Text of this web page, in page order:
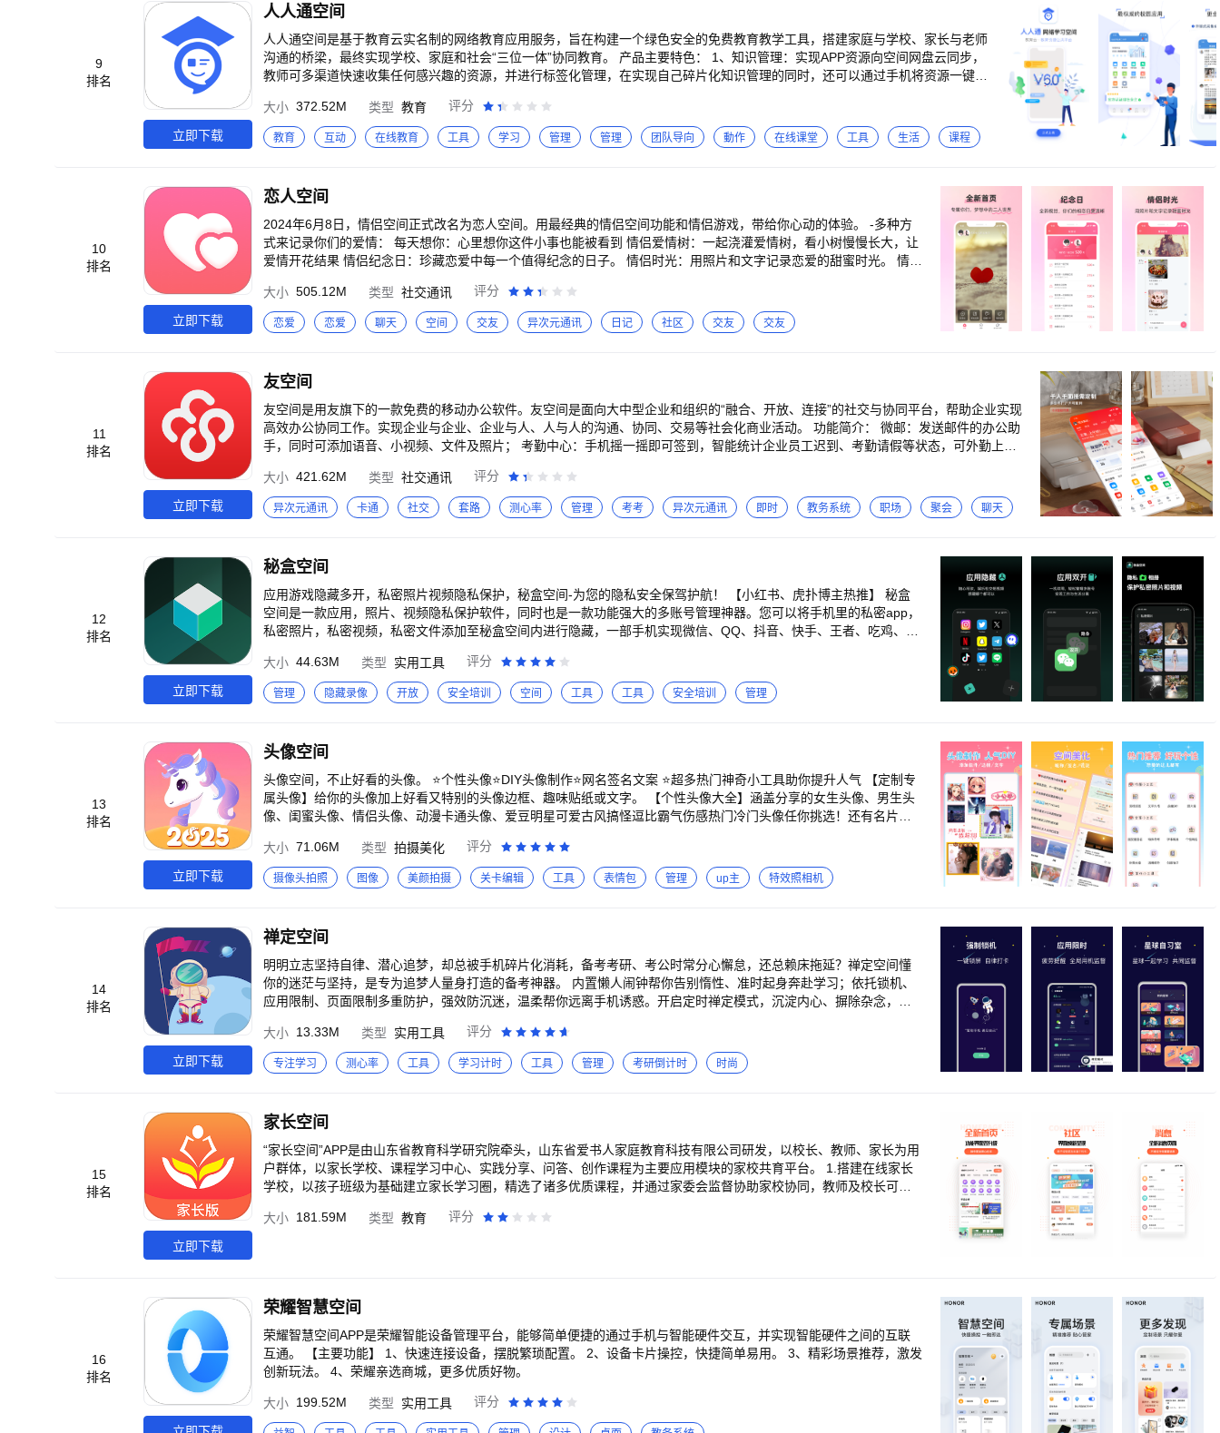
9
排名
立即下载
人人通空间
人人通空间是基于教育云实名制的网络教育应用服务，旨在构建一个绿色安全的免费教育教学工具，搭建家庭与学校、家长与老师
沟通的桥梁，最终实现学校、家庭和社会“三位一体”协同教育。 产品主要特色： 1、知识管理：实现APP资源向空间网盘云同步，
教师可多渠道快速收集任何感兴趣的资源，并进行标签化管理，在实现自己碎片化知识管理的同时，还可以通过手机将资源一键发
控制电子白板的上课内容，一边教学一边与学生进行课堂互动，让教学过程更轻松、流畅和高效； 3、移动作业：随时随地，老师
可轻松布置和批阅作业；学生可线下完成作业和预习，并通过拍照、录音等方式提交老师；家长可轻松查看孩子作业和老师点评。
如果您有任何意见反馈，请在我-设置-意见反馈中告诉我们！ 客服热线：400-180-1818
大小 372.52M 类型 教育 评分
教育 互动 在线教育 工具 学习 管理 管理 团队导向 動作 在线课堂 工具 生活 课程
10
排名
立即下载
恋人空间
2024年6月8日，情侣空间正式改名为恋人空间。用最经典的情侣空间功能和情侣游戏，带给你心动的体验。 -多种方
式来记录你们的爱情： 每天想你：心里想你这件小事也能被看到 情侣爱情树：一起浇灌爱情树，看小树慢慢长大，让
爱情开花结果 情侣纪念日：珍藏恋爱中每一个值得纪念的日子。 情侣时光：用照片和文字记录恋爱的甜蜜时光。 情侣
帮你准备好恋爱中的小惊喜 情侣愿望：一起成长，实现共同许下的愿望。 情侣叫醒：异地恋互动神器，不管相距多远
我们都要互道早晚安~ 情侣小家：一起装扮虚拟情侣空间，布置温馨的小家 情侣农场：体验农场时光，共同打造一个
你俩的世外桃源~ 立即下载恋人空间，一起创造属于你俩的美好回忆！ 联系我们： 有任何使用中的问题，可以在恋人
大小 505.12M 类型 社交通讯 评分
恋爱 恋爱 聊天 空间 交友 异次元通讯 日记 社区 交友 交友
11
排名
立即下载
友空间
友空间是用友旗下的一款免费的移动办公软件。友空间是面向大中型企业和组织的“融合、开放、连接”的社交与协同平台，帮助企业实现
高效办公协同工作。实现企业与企业、企业与人、人与人的沟通、协同、交易等社会化商业活动。 功能简介： 微邮：发送邮件的办公助
手，同时可添加语音、小视频、文件及照片； 考勤中心：手机摇一摇即可签到，智能统计企业员工迟到、考勤请假等状态，可外勤上传;
志：编写日志、查看日志，同时还可对日志详情做评价； 文库：查询上传文档详情，同时对文档进行删除、关注等，支持图片及视频；
快审：创建审批单，同时查看某段时间内申请的、审批的及知会的审批单； 日程：可创建新日程、查看今天日程、共享日程及日程墙纸
更换。
大小 421.62M 类型 社交通讯 评分
异次元通讯 卡通 社交 套路 测心率 管理 考考 异次元通讯 即时 教务系统 职场 聚会 聊天
12
排名
立即下载
秘盒空间
应用游戏隐藏多开，私密照片视频隐私保护，秘盒空间-为您的隐私安全保驾护航！ 【小红书、虎扑博主热推】 秘盒
空间是一款应用，照片、视频隐私保护软件，同时也是一款功能强大的多账号管理神器。您可以将手机里的私密app，
私密照片，私密视频，私密文件添加至秘盒空间内进行隐藏，一部手机实现微信、QQ、抖音、快手、王者、吃鸡、虎
各个版本微信双开，QQ双开，游戏双开，再也不用担心TA人查看偷窥您的手机，而且更加稳定，安全，放心！ 【微
信、王者等用户口碑推荐】 秘盒空间主要有应用隐藏，应用分身多开，照片视频隐藏，图标伪装，口令保护，翻转屏
幕快速退出等功能。您可以将图标伪装成计算器等样式，可以设置进入密码验证，避免TA人查看到您手机应用信息，
成计算器，彻底隐藏）； 隐藏游戏：应用游戏双开，大小号挂机；完美运行王者和平吃鸡等所有游戏，100%不封号；
隐藏文件：隐藏私密照片、视频、文档等，可在应用内正常播放； 快速隐藏：返回桌面自动隐藏图标；手机屏幕朝下
时返回桌面并自动隐藏图标； 口令保护：打开伪装的图标后需要输入正确的口令并确认后才能进入隐藏空间； 无需R
OOT：安装即用，隐藏无扰。 【万能模式，更强大的系统能力】 秘盒拥有强大的分身引擎，分身稳定运行不卡顿；接
收消息及时，所有分身单独运行，消息第一时间显示；自定义密码锁和图标名称修改，分身大师会成为更懂你的隐私
分享，放肆聊天。分身快速启动，微信，QQ运行稳定运行，不闪退，不封号，官方推荐使用。京东，淘宝，抖音、快
手参与活动轻松领取各类优惠。拼多多帮助好友助力。多开淘宝、闲鱼、支付宝等几乎所有的应用，让你感受意外惊
喜！ 秘盒空间App是一款集隐私保护和多功能管理于一体的应用，专为追求高度隐私保护和多账号管理的用户设计。
空间采用了先进的隐藏技术，包括隐藏app、隐藏图标、隐藏游戏计算器等，让您的隐私应用和敏感信息远离窥探。此
外，秘盒空间还提供了应用保险箱、伪装软件和软件多开等功能，支持程序加密，确保您的数据安全同时便于管理。
与市面上的竞品应用如夸客、章鱼隐藏、闪臣私盒、鲸藏数藏、暗盒和坚果隐藏相比，秘盒空间在隐私保护和多账号
管理方面提供了更为全面和深度的服务。无论是轻应用、H5浏览器的支持，还是微信小号分身版、QQ分身、游戏双开
等多账号管理功能，秘盒空间都能满足您的需求。 秘盒空间还特别关注用户的隐私研究，通过隐私猎手、隐私洞见等
技术突破，帮助用户深入了解隐私保护的重要性和方法。同时，秘盒空间的app隐藏隐身、图标隐藏等功能，让用户在
护和多账号管理应用。无论是隐藏自己的私密信息，还是管理多个应用账号，还是躲避查岗神器，秘盒空间都能为您
微信客服：miheApp，反馈qq群：897530169。
大小 44.63M 类型 实用工具 评分
管理 隐藏录像 开放 安全培训 空间 工具 工具 安全培训 管理
13
排名
立即下载
头像空间
头像空间，不止好看的头像。 ⭐个性头像⭐DIY头像制作⭐网名签名文案 ⭐超多热门神奇小工具助你提升人气 【定制专
属头像】给你的头像加上好看又特别的头像边框、趣味贴纸或文字。 【个性头像大全】涵盖分享的女生头像、男生头
像、闺蜜头像、情侣头像、动漫卡通头像、爱豆明星可爱古风搞怪逗比霸气伤感热门冷门头像任你挑选！还有名片背
情、学习打卡、日常生活。还能收获超多点赞和粉丝哦~ 【神奇小工具】 文案小工具：透明昵称、秒赞文案、字体转
换、特殊符号、朋友圈签名，不随大众更有个性 作图小工具：照片墙、文字九格、宫格切图 小人举牌：换个方式表
白、斗图更有气势~ 个性二维码：将想说的话，替换成与众不同的二维码传递，不按套路出牌 星球词典：热门黑话玩
趣味小工具，等你发现！ --------------------------------- 如果觉得好用，记得给个五星好评哦！ 如有有任何问题或建议，
App内专属客服等你哦~
大小 71.06M 类型 拍摄美化 评分
摄像头拍照 图像 美颜拍摄 关卡编辑 工具 表情包 管理 up主 特效照相机
14
排名
立即下载
禅定空间
明明立志坚持自律、潜心追梦，却总被手机碎片化消耗，备考考研、考公时常分心懈怠，还总赖床拖延？禅定空间懂
你的迷茫与坚持，是专为追梦人量身打造的备考神器。 内置懒人闹钟帮你告别惰性、准时起身奔赴学习；依托锁机、
应用限制、页面限制多重防护，强效防沉迷，温柔帮你远离手机诱惑。开启定时禅定模式，沉淀内心、摒除杂念，沉
的时光一一时间归还。更有治愈温暖的禅定星球，在这里遇见同频伙伴，随心分享自律日常，彼此陪伴互相监督，一
人修行不如结伴前行，陪你稳稳守住自律本心，安静沉淀，不负努力，不负理想。
大小 13.33M 类型 实用工具 评分
专注学习 测心率 工具 学习计时 工具 管理 考研倒计时 时尚
15
排名
立即下载
家长空间
“家长空间”APP是由山东省教育科学研究院牵头，山东省爱书人家庭教育科技有限公司研发，以校长、教师、家长为用
户群体，以家长学校、课程学习中心、实践分享、问答、创作课程为主要应用模块的家校共育平台。 1.搭建在线家长
学校，以孩子班级为基础建立家长学习圈，精选了诸多优质课程，并通过家委会监督协助家校协同，教师及校长可随
学习课程、优质的校研课课程与名师课程。 3.建立互助式学习模式，家长可将自己实践分享至平台为其它家长提供经
大小 181.59M 类型 教育 评分
16
排名
荣耀智慧空间
荣耀智慧空间APP是荣耀智能设备管理平台，能够简单便捷的通过手机与智能硬件交互，并实现智能硬件之间的互联
互通。 【主要功能】 1、快速连接设备，摆脱繁琐配置。 2、设备卡片操控，快捷简单易用。 3、精彩场景推荐，激发
创新玩法。 4、荣耀亲选商城，更多优质好物。
大小 199.52M 类型 实用工具 评分